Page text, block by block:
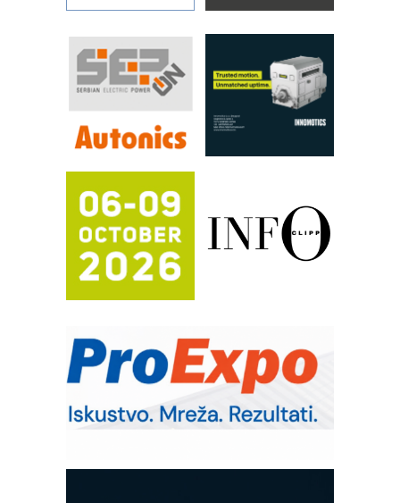
RILINEX kompanije Rittal
FANUC: Najbolje za vašu pametnu
automatizaciju
Efikasno upravljanje energijom
Automatizacija pakovanja · Display
(Shelf-Ready) omotnice
Proizvodnja iC7 Hybrid 1500 VDC
Potpuna efikasnost bez složenih
sistema
Trajna oznaka kao dugoročna korist
Bezbednost na prvom mestu!
IB BLUMENAUER - više od 40 godina
RMQ-TITAN ADVANCED INDICATOR
– Pametna signalizacija za efikasnije
upravljanje mašinama
Sigurnije ispitivanje transformatora u
solarnim elektranama i vetroparkovima